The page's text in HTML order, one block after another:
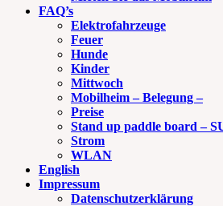
FAQ’s
Elektrofahrzeuge
Feuer
Hunde
Kinder
Mittwoch
Mobilheim – Belegung –
Preise
Stand up paddle board –
Strom
WLAN
English
Impressum
Datenschutzerklärung